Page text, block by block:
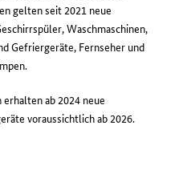
gelten seit 2021 neue
Waschmaschinen,
Gefriergeräte, Fernseher und
ab 2024 neue
voraussichtlich ab 2026.